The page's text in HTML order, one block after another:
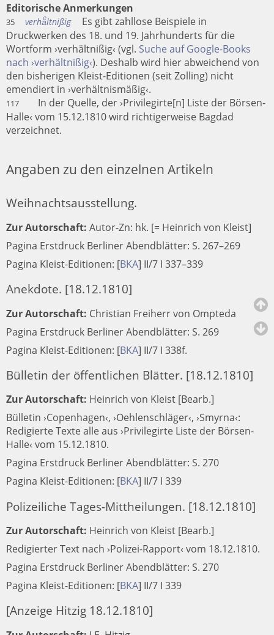
Editorische Anmerkungen
35 verhaͤltnißig
Es gibt zahllose Beispiele in
Druckwerken des 18. und 19. Jahrhunderts für die
Wortform ›verhältnißig‹ (vgl. Suche auf Google-Books
nach ›verhältnißig‹). Deshalb wird hier abweichend von
den bisherigen Kleist-Editionen (seit Zolling) nicht
emendiert in ›verhältnismäßig‹.
117
In der Quelle, der ›Privilegirte[n] Liste der Börsen-
Halle‹ vom 15.12.1810 wird richtigerweise Bagdad
verzeichnet.
Angaben zu den einzelnen Artikeln
Weihnachtsausstellung.
Zur Autorschaft: Autor-Zn: hk. [= Heinrich von Kleist]
Pagina Erstdruck Berliner Abendblätter: S. 267–269
Pagina Kleist-Editionen: [BKA] II/7 I 337–339
Anekdote. [18.12.1810]
Zur Autorschaft: Christian Freiherr von Ompteda
Pagina Erstdruck Berliner Abendblätter: S. 269
Pagina Kleist-Editionen: [BKA] II/7 I 338f.
Bülletin der öffentlichen Blätter. [18.12.1810]
Zur Autorschaft: Heinrich von Kleist [Bearb.]
Bülletin ›Copenhagen‹, ›Oehlenschläger‹, ›Smyrna‹:
Redigierte Texte alle aus ›Privilegirte Liste der Börsen-
Halle‹ vom 15.12.1810.
Pagina Erstdruck Berliner Abendblätter: S. 270
Pagina Kleist-Editionen: [BKA] II/7 I 339
Polizeiliche Tages-Mittheilungen. [18.12.1810]
Zur Autorschaft: Heinrich von Kleist [Bearb.]
Redigierter Text nach ›Polizei-Rapport‹ vom 18.12.1810.
Pagina Erstdruck Berliner Abendblätter: S. 270
Pagina Kleist-Editionen: [BKA] II/7 I 339
[Anzeige Hitzig 18.12.1810]